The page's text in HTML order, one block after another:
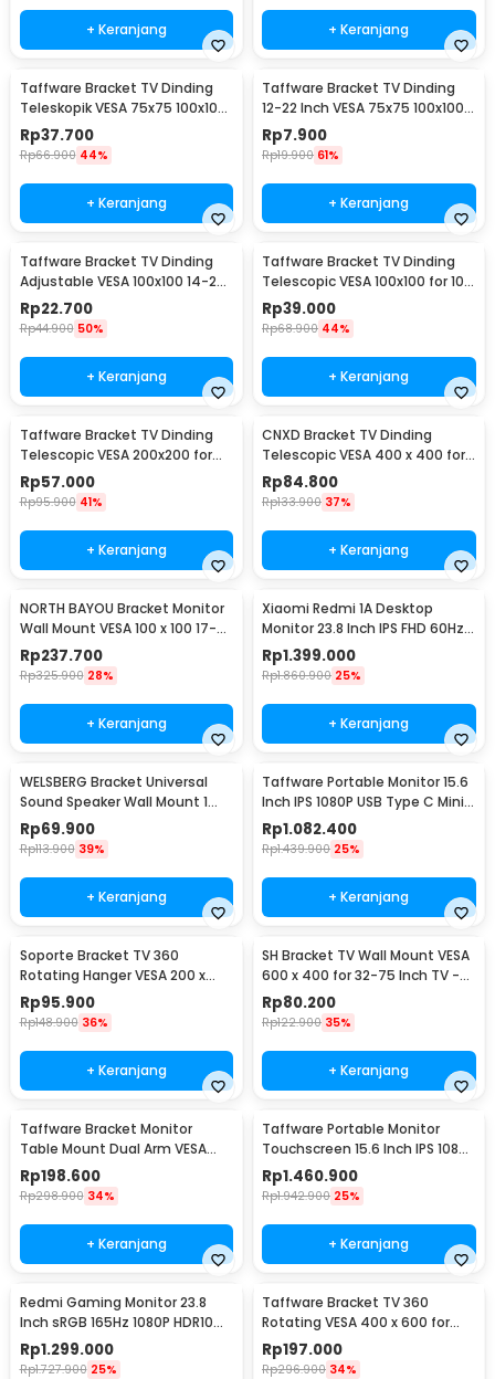
+ Keranjang + Keranjang
Taffware Bracket TV Dinding
Teleskopik VESA 75x75 100x100
10-32 Inch - HY-210
Rp37.700
Rp66.900 44%
+ Keranjang
Taffware Bracket TV Dinding
12-22 Inch VESA 75x75 100x100
8kg
Rp7.900
Rp19.900 61%
+ Keranjang
Taffware Bracket TV Dinding
Adjustable VESA 100x100 14-24
Inch - TV-W24
Rp22.700
Rp44.900 50%
+ Keranjang
Taffware Bracket TV Dinding
Telescopic VESA 100x100 for 10-
26 Inch TV - X-100
Rp39.000
Rp68.900 44%
+ Keranjang
Taffware Bracket TV Dinding
Telescopic VESA 200x200 for
32-55 Inch TV - X-400
Rp57.000
Rp95.900 41%
+ Keranjang
CNXD Bracket TV Dinding
Telescopic VESA 400 x 400 for
26-55 Inch TV - CN814
Rp84.800
Rp133.900 37%
+ Keranjang
NORTH BAYOU Bracket Monitor
Wall Mount VESA 100 x 100 17-27
Inch TV - F120
Rp237.700
Rp325.900 28%
+ Keranjang
Xiaomi Redmi 1A Desktop
Monitor 23.8 Inch IPS FHD 60Hz
Ultra-thin HDMI - RMMNT238NF
Rp1.399.000
Rp1.860.900 25%
+ Keranjang
WELSBERG Bracket Universal
Sound Speaker Wall Mount 1
Pair - SW-03B
Rp69.900
Rp113.900 39%
+ Keranjang
Taffware Portable Monitor 15.6
Inch IPS 1080P USB Type C Mini
HDMI - LG156
Rp1.082.400
Rp1.439.900 25%
+ Keranjang
Soporte Bracket TV 360
Rotating Hanger VESA 200 x
200 14-42 Inch TV - JT-01
Rp95.900
Rp148.900 36%
+ Keranjang
SH Bracket TV Wall Mount VESA
600 x 400 for 32-75 Inch TV -
SH-65T
Rp80.200
Rp122.900 35%
+ Keranjang
Taffware Bracket Monitor
Table Mount Dual Arm VESA
100x100 13-27 Inch - KMT-2
Rp198.600
Rp298.900 34%
+ Keranjang
Taffware Portable Monitor
Touchscreen 15.6 Inch IPS 1080P
60Hz Type C - 1560MTS
Rp1.460.900
Rp1.942.900 25%
+ Keranjang
Redmi Gaming Monitor 23.8
Inch sRGB 165Hz 1080P HDR10
1ms - G24
Rp1.299.000
Rp1.727.900 25%
Taffware Bracket TV 360
Rotating VESA 400 x 600 for
32-65 Inch TV - DN06
Rp197.000
Rp296.900 34%